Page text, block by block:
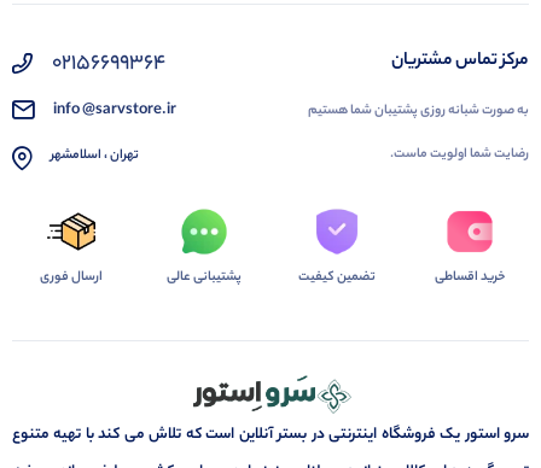
مرکز تماس مشتریان
به صورت شبانه روزی پشتیبان شما هستیم
رضایت شما اولویت ماست.
02156699364
info @sarvstore.ir
تهران ، اسلامشهر
خرید اقساطی تضمین کیفیت پشتیبانی عالی ارسال فوری
سرو استور یک فروشگاه اینترنتی در بستر آنلاین است که تلاش می کند با تهیه متنوع